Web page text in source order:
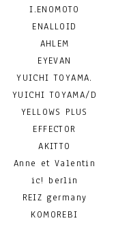
I.ENOMOTO
ENALLOID
AHLEM
EYEVAN
YUICHI TOYAMA.
YUICHI TOYAMA/D
YELLOWS PLUS
EFFECTOR
AKITTO
Anne et Valentin
ic! berlin
REIZ germany
KOMOREBI